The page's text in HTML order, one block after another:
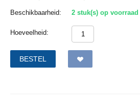
Beschikbaarheid: 2 stuk(s) op voorraad
Hoeveelheid:
BESTEL